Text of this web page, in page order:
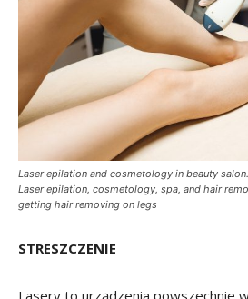
Laser epilation and cosmetology in beauty
Laser epilation, cosmetology, spa, and hair
getting hair removing on legs
STRESZCZENIE
Lasery to urządzenia powszechnie